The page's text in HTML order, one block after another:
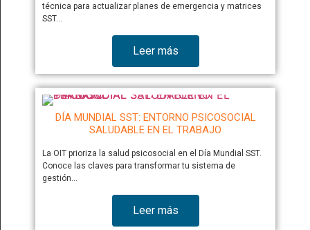
técnica para actualizar planes de emergencia y matrices
SST…
Leer más
DÍA MUNDIAL SST: ENTORNO PSICOSOCIAL
SALUDABLE EN EL TRABAJO
La OIT prioriza la salud psicosocial en el Día Mundial SST.
Conoce las claves para transformar tu sistema de
gestión…
Leer más